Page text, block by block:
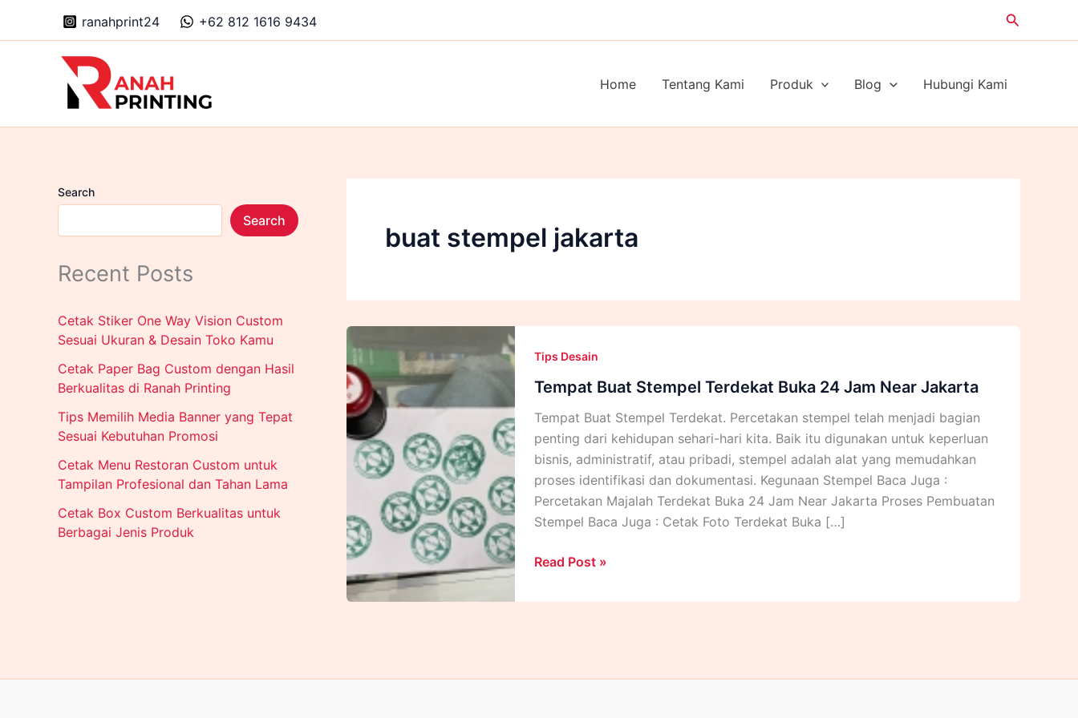
ranahprint24 +62 812 1616 9434 Search
Home Tentang Kami Produk Blog Hubungi Kami
Search
Search
Recent Posts
Cetak Stiker One Way Vision Custom
Sesuai Ukuran & Desain Toko Kamu
Cetak Paper Bag Custom dengan Hasil
Berkualitas di Ranah Printing
Tips Memilih Media Banner yang Tepat
Sesuai Kebutuhan Promosi
Cetak Menu Restoran Custom untuk
Tampilan Profesional dan Tahan Lama
Cetak Box Custom Berkualitas untuk
Berbagai Jenis Produk
buat stempel jakarta
Tips Desain
Tempat Buat Stempel Terdekat Buka 24 Jam Near Jakarta
Tempat Buat Stempel Terdekat. Percetakan stempel telah menjadi bagian
penting dari kehidupan sehari-hari kita. Baik itu digunakan untuk keperluan
bisnis, administratif, atau pribadi, stempel adalah alat yang memudahkan
proses identifikasi dan dokumentasi. Kegunaan Stempel Baca Juga :
Percetakan Majalah Terdekat Buka 24 Jam Near Jakarta Proses Pembuatan
Stempel Baca Juga : Cetak Foto Terdekat Buka […]
Tempat
Stempel
Read Post »